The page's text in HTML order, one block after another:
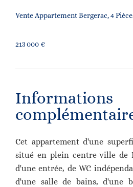
Vente Appartement Bergerac, 4
213 000 €
Informations
Cet appartement d'une
situé en plein centre-ville de
d'une entrée, de WC
d'une salle de bains, d'une